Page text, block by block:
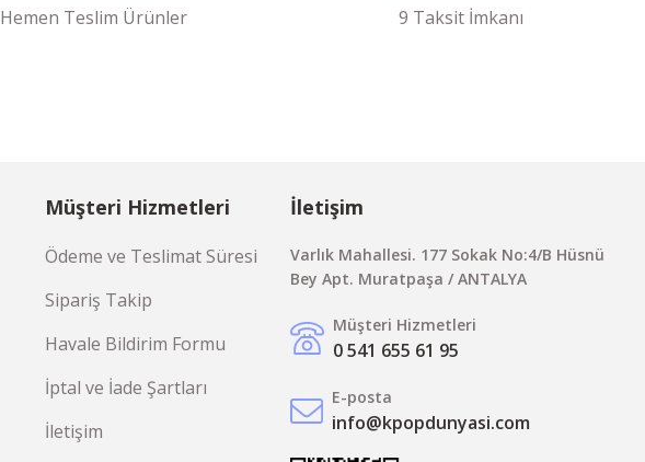
Hemen Teslim Ürünler 9 Taksit İmkanı
Müşteri Hizmetleri
Ödeme ve Teslimat Süresi
Sipariş Takip
Havale Bildirim Formu
İptal ve İade Şartları
İletişim
İletişim
Varlık Mahallesi. 177 Sokak No:4/B Hüsnü
Bey Apt. Muratpaşa / ANTALYA
Müşteri Hizmetleri
0 541 655 61 95
E-posta
info@kpopdunyasi.com